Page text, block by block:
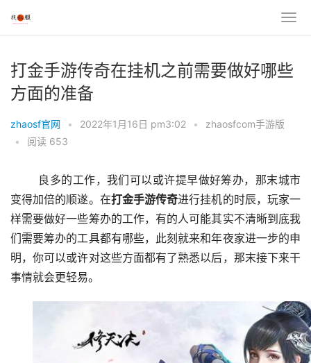
打金手游传奇在挂机之前需要做好哪些
方面的准备
zhaosf官网 • 2022年1月16日 pm3:02 •
zhaosfcom手游版
•
阅读 653
变得加倍的顺遂。在打金手游传奇进行挂机的时辰，玩家一
样需要做好一些筹办的工作，有的人可能其实不清晰到底我
们需要筹办的工具都有哪些，此刻就来和年夜家进一步的申
明，你可以或许对这些方面都有了熟悉以后，那末接下来干
事情就会更轻易。